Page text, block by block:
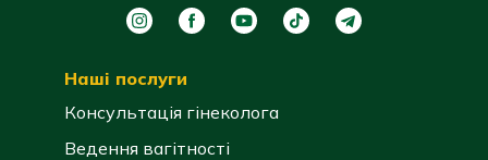
Наші послуги
Консультація гінеколога
Ведення вагітності